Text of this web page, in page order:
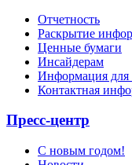
Отчетность
Раскрытие
Ценные бумаги
Инсайдерам
Информация для
Контактная
Пресс-центр
С новым годом!